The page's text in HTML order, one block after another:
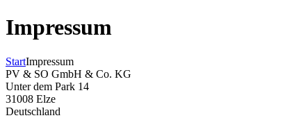
Impressum
StartImpressum
PV & SO GmbH & Co. KG
Unter dem Park 14
31008 Elze
Deutschland